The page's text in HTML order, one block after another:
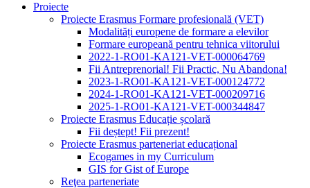
Proiecte
Proiecte Erasmus Formare profesională (VET)
Modalități europene de formare a elevilor
Formare europeană pentru tehnica viitorului
2022-1-RO01-KA121-VET-000064769
Fii Antreprenorial! Fii Practic, Nu Abandona!
2023-1-RO01-KA121-VET-000124772
2024-1-RO01-KA121-VET-000209716
2025-1-RO01-KA121-VET-000344847
Proiecte Erasmus Educație școlară
Fii deștept! Fii prezent!
Proiecte Erasmus parteneriat educațional
Ecogames in my Curriculum
GIS for Gist of Europe
Reţea parteneriate